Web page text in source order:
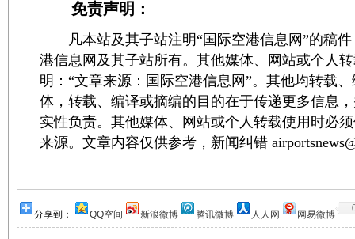
免责声明：
凡本站及其子站注明“国际空港信息网”的稿件
港信息网及其子站所有。其他媒体、网站或个人
明：“文章来源：国际空港信息网”。其他均转载
体，转载、编译或摘编的目的在于传递更多信息
实性负责。其他媒体、网站或个人转载使用时必
来源。文章内容仅供参考，新闻纠错
分享到： QQ空间 新浪微博 腾讯微博 人人网 网易微博